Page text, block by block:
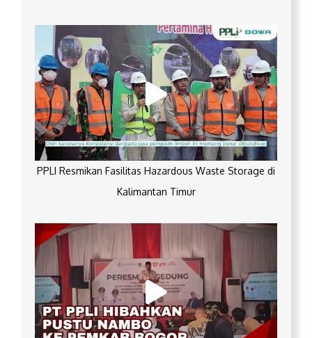
PPLI Resmikan Fasilitas Hazardous Waste Storage di
Kalimantan Timur